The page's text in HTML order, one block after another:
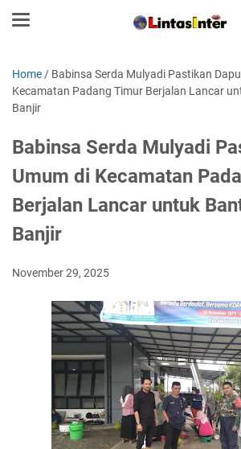
Home / Babinsa Serda Mulyadi Pastikan
Kecamatan Padang Timur Berjalan Lancar
Banjir
Babinsa Serda Mulyadi
Umum di Kecamatan
Berjalan Lancar untuk
Banjir
November 29, 2025